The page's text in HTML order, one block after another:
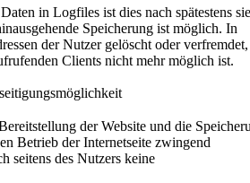
in Logfiles ist dies nach spätestens
Speicherung ist möglich. In
der Nutzer gelöscht oder verfremdet,
Clients nicht mehr möglich ist.
der Website und die
Betrieb der Internetseite zwingend
seitens des Nutzers keine